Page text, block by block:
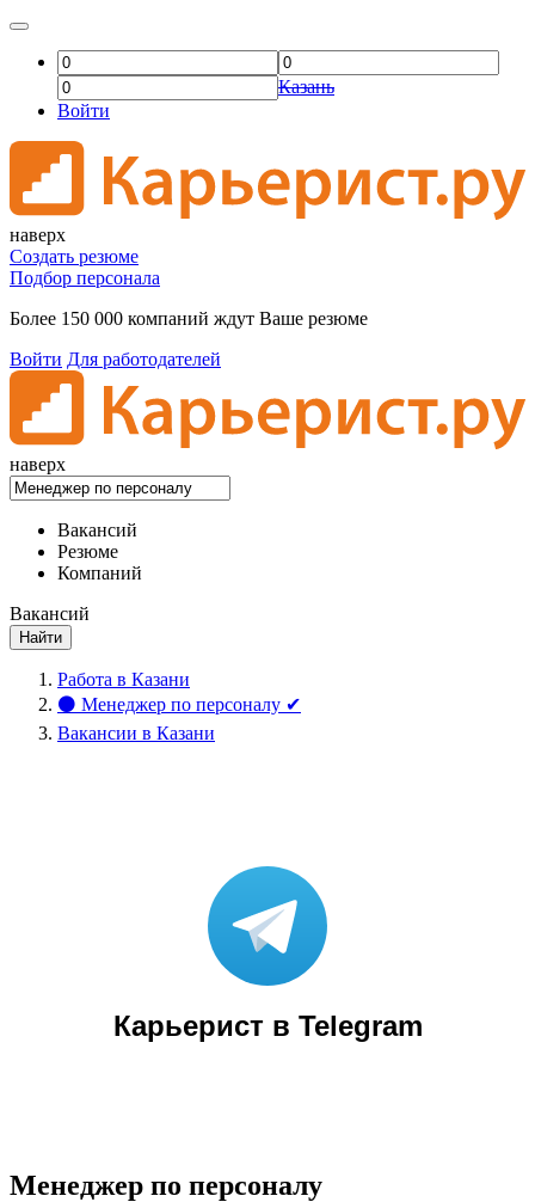
Казань
Войти
наверх
Создать резюме
Подбор персонала
Более 150 000 компаний ждут Ваше резюме
Войти Для работодателей
наверх
Вакансий
Резюме
Компаний
Вакансий
Найти
Работа в Казани
⚫ Менеджер по персоналу ✔
Вакансии в Казани
Карьерист в Telegram
Менеджер по персоналу